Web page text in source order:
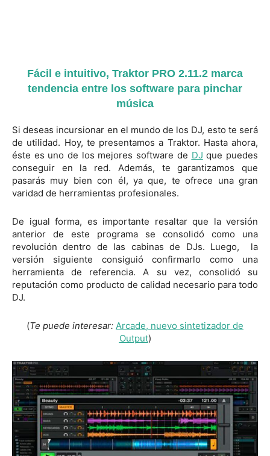
Fácil e intuitivo, Traktor PRO 2.11.2 marca
tendencia entre los software para pinchar
música
Si deseas incursionar en el mundo de los DJ, esto te será
de utilidad. Hoy, te presentamos a Traktor. Hasta ahora,
éste es uno de los mejores software de DJ que puedes
conseguir en la red. Además, te garantizamos que
pasarás muy bien con él, ya que, te ofrece una gran
varidad de herramientas profesionales.
De igual forma, es importante resaltar que la versión
anterior de este programa se consolidó como una
revolución dentro de las cabinas de DJs. Luego, la
versión siguiente consiguió confirmarlo como una
herramienta de referencia. A su vez, consolidó su
reputación como producto de calidad necesario para todo
DJ.
(Te puede interesar: Arcade, nuevo sintetizador de
Output)